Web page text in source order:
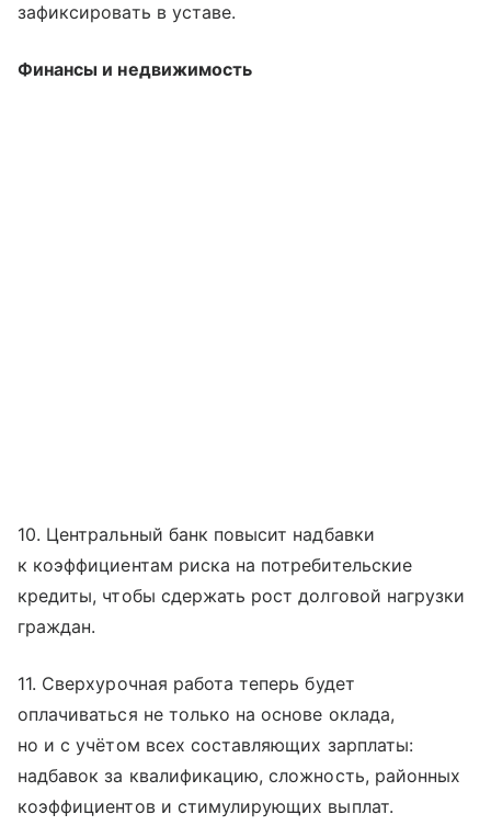
зафиксировать в уставе.
Финансы и недвижимость
10. Центральный банк повысит надбавки
к коэффициентам риска на потребительские
кредиты, чтобы сдержать рост долговой нагрузки
граждан.
11. Сверхурочная работа теперь будет
оплачиваться не только на основе оклада,
но и с учётом всех составляющих зарплаты:
надбавок за квалификацию, сложность, районных
коэффициентов и стимулирующих выплат.